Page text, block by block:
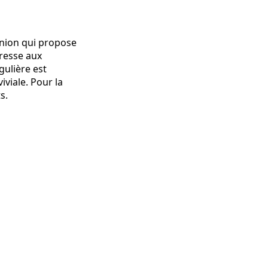
qui propose
aux
est
Pour la